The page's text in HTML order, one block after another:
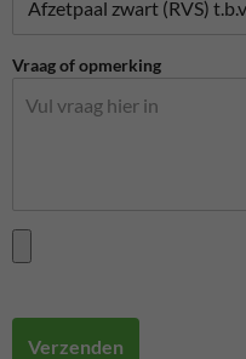
Vraag of opmerking
Verzenden